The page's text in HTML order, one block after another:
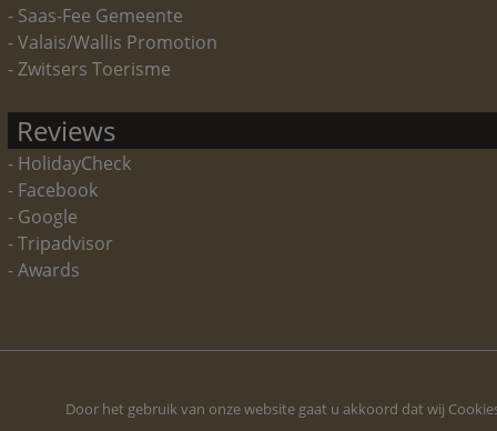
- Saas-Fee Gemeente
- Valais/Wallis Promotion
- Zwitsers Toerisme
Reviews
- HolidayCheck
- Facebook
- Google
- Tripadvisor
- Awards
Door het gebruik van onze website gaat u akkoord dat wij